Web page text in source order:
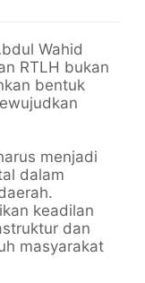
Wahid
RTLH bukan
bentuk
menjadi
dalam
keadilan
dan
masyarakat